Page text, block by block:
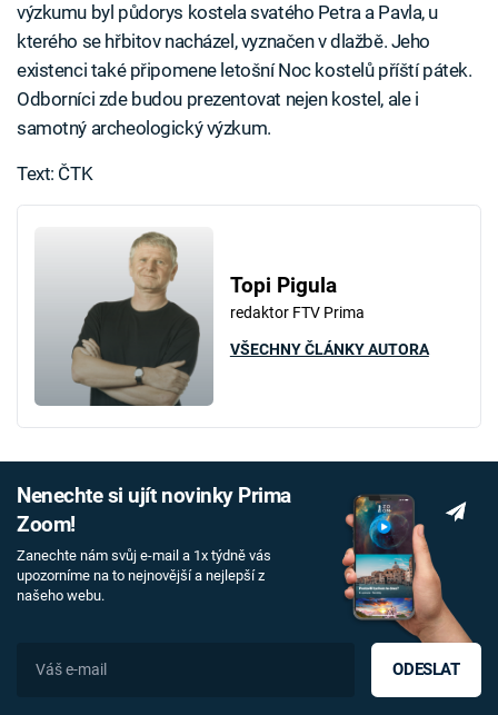
výzkumu byl půdorys kostela svatého Petra a Pavla, u
kterého se hřbitov nacházel, vyznačen v dlažbě. Jeho
existenci také připomene letošní Noc kostelů příští pátek.
Odborníci zde budou prezentovat nejen kostel, ale i
samotný archeologický výzkum.
Text: ČTK
Topi Pigula
redaktor FTV Prima
VŠECHNY ČLÁNKY AUTORA
Nenechte si ujít novinky Prima
Zoom!
Zanechte nám svůj e-mail a 1x týdně vás
upozorníme na to nejnovější a nejlepší z
našeho webu.
ODESLAT